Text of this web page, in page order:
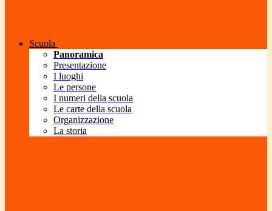
Scuola
Panoramica
Presentazione
I luoghi
Le persone
I numeri della scuola
Le carte della scuola
Organizzazione
La storia